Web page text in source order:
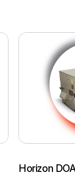
Horizon